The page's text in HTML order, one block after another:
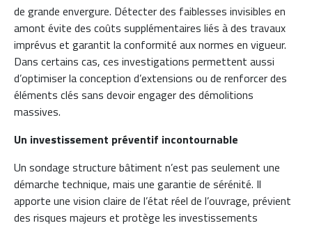
de grande envergure. Détecter des faiblesses invisibles en
amont évite des coûts supplémentaires liés à des travaux
imprévus et garantit la conformité aux normes en vigueur.
Dans certains cas, ces investigations permettent aussi
d’optimiser la conception d’extensions ou de renforcer des
éléments clés sans devoir engager des démolitions
massives.
Un investissement préventif incontournable
Un sondage structure bâtiment n’est pas seulement une
démarche technique, mais une garantie de sérénité. Il
apporte une vision claire de l’état réel de l’ouvrage, prévient
des risques majeurs et protège les investissements